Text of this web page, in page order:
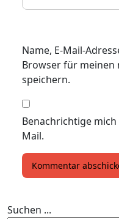
Name, E-Mail-
Browser für meinen
speichern.
Benachrichtige
Mail.
Suchen ...